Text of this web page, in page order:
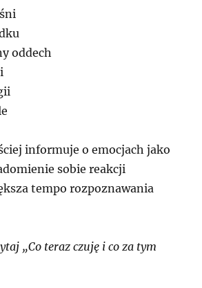
oddech
informuje o emocjach jako
sobie reakcji
tempo rozpoznawania
„Co teraz czuję i co za tym